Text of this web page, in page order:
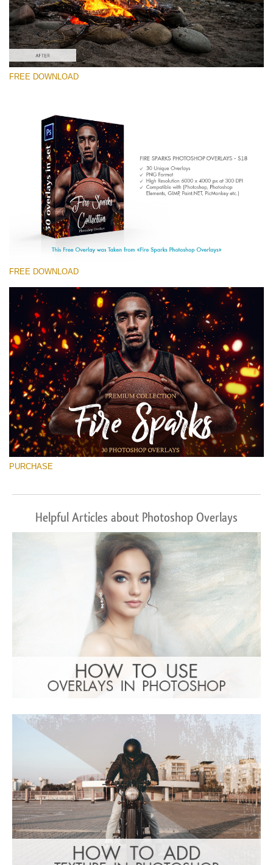
Small 800*533px
Fire Sparks
(30 Overlays)
Large 6000*4000px
Large 6000*4000px
Entire Collection
(1783 Overlays)
Large 6000*4000px
Kostenloser Download
FREE DOWNLOAD
FREE DOWNLOAD
PURCHASE
Helpful Articles about Photoshop Overlays